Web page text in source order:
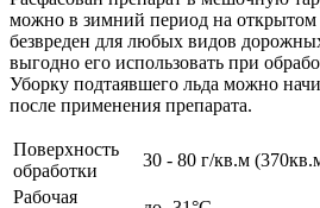
можно в зимний период на открытом
безвреден для любых видов
выгодно его использовать при
Уборку подтаявшего льда можно
после применения препарата.
Поверхность
обработки
30 - 80 г/кв.м
Рабочая